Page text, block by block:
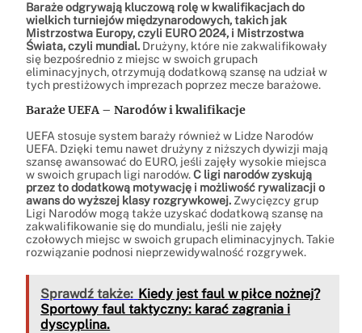
Baraże odgrywają kluczową rolę w kwalifikacjach do
wielkich turniejów międzynarodowych, takich jak
Mistrzostwa Europy, czyli EURO 2024, i Mistrzostwa
Świata, czyli mundial. Drużyny, które nie zakwalifikowały
się bezpośrednio z miejsc w swoich grupach
eliminacyjnych, otrzymują dodatkową szansę na udział w
tych prestiżowych imprezach poprzez mecze barażowe.
Baraże UEFA – Narodów i kwalifikacje
UEFA stosuje system baraży również w Lidze Narodów
UEFA. Dzięki temu nawet drużyny z niższych dywizji mają
szansę awansować do EURO, jeśli zajęły wysokie miejsca
w swoich grupach ligi narodów.C ligi narodów zyskują
przez to dodatkową motywację i możliwość rywalizacji o
awans do wyższej klasy rozgrywkowej. Zwycięzcy grup
Ligi Narodów mogą także uzyskać dodatkową szansę na
zakwalifikowanie się do mundialu, jeśli nie zajęły
czołowych miejsc w swoich grupach eliminacyjnych. Takie
rozwiązanie podnosi nieprzewidywalność rozgrywek.
Sprawdź także: Kiedy jest faul w piłce nożnej?
Sportowy faul taktyczny: karać zagrania i
dyscyplina.